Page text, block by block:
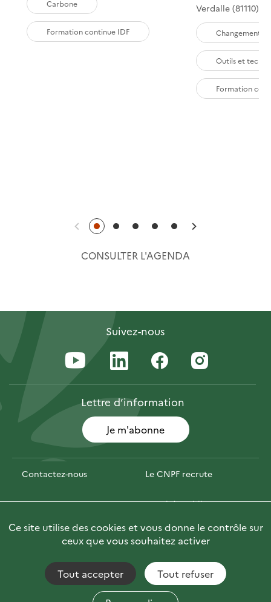
Carbone
Formation continue IDF
Verdalle (81110)
Changement
Outils et
Formation
CONSULTER L'AGENDA
Suivez-nous
Lettred’information
Je m'abonne
Contactez-nous Le CNPF recrute
Espace presse Marchés publics
PhotoFor Briefly in English
Accessibilité : non conforme
Fils RSS
Mentions Légales
Plan du site
Ce site utilise des cookies et vous donne le contrôle sur
ceux que vous souhaitez activer
Tout accepter Tout refuser